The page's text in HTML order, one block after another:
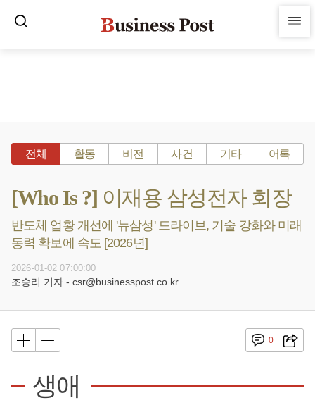
전체 활동 비전 사건 기타 어록
[Who Is ?] 이재용 삼성전자 회장
반도체 업황 개선에 '뉴삼성' 드라이브, 기술 강화와 미래
동력 확보에 속도 [2026년]
2026-01-02 07:00:00
조승리 기자 - csr@businesspost.co.kr
0
생애